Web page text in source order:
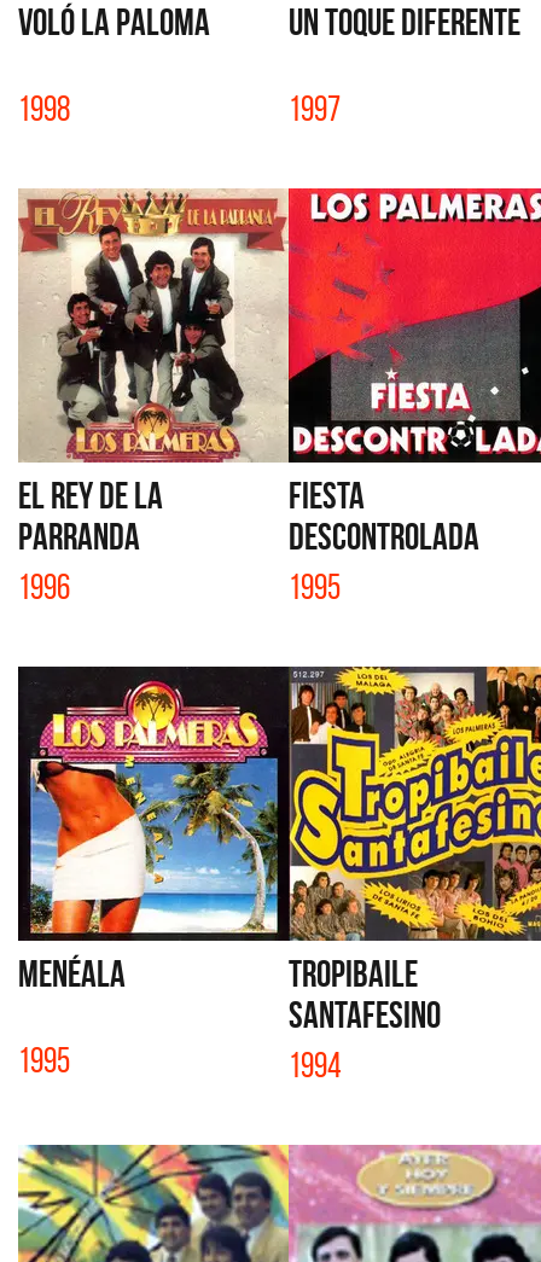
VOLÓ LA PALOMA
1998
UN TOQUE DIFERENTE
1997
EL REY DE LA
PARRANDA
1996
FIESTA
DESCONTROLADA
1995
MENÉALA
1995
TROPIBAILE
SANTAFESINO
1994